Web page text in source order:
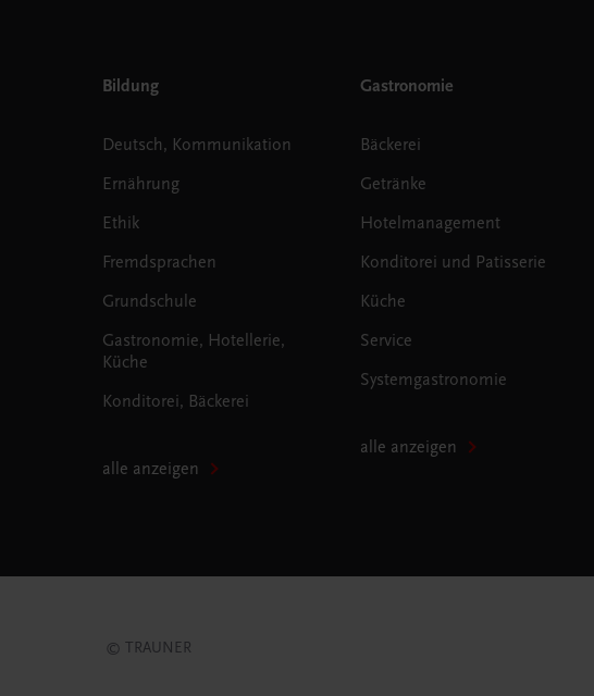
Bildung
Deutsch, Kommunikation
Ernährung
Ethik
Fremdsprachen
Grundschule
Gastronomie, Hotellerie,
Küche
Konditorei, Bäckerei
alle anzeigen
Gastronomie
Bäckerei
Getränke
Hotelmanagement
Konditorei und Patisserie
Küche
Service
Systemgastronomie
alle anzeigen
© TRAUNER